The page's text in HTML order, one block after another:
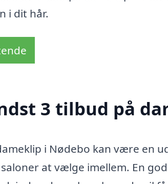
i dit hår.
3 tilbud på
i Nødebo kan være en
at vælge imellem. En